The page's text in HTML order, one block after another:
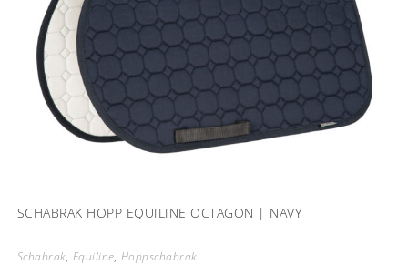
SCHABRAK HOPP EQUILINE OCTAGON | NAVY
Schabrak, Equiline, Hoppschabrak